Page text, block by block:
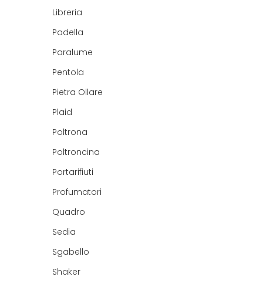
Libreria
Padella
Paralume
Pentola
Pietra Ollare
Plaid
Poltrona
Poltroncina
Portarifiuti
Profumatori
Quadro
Sedia
Sgabello
Shaker